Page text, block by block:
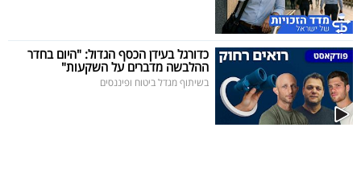
מייל
אדום
פרסמו
כדורגל בעידן הכסף הגדול: "היום בחדר
ההלבשה מדברים על השקעות"
בשיתוף מגדל ביטוח ופיננסים